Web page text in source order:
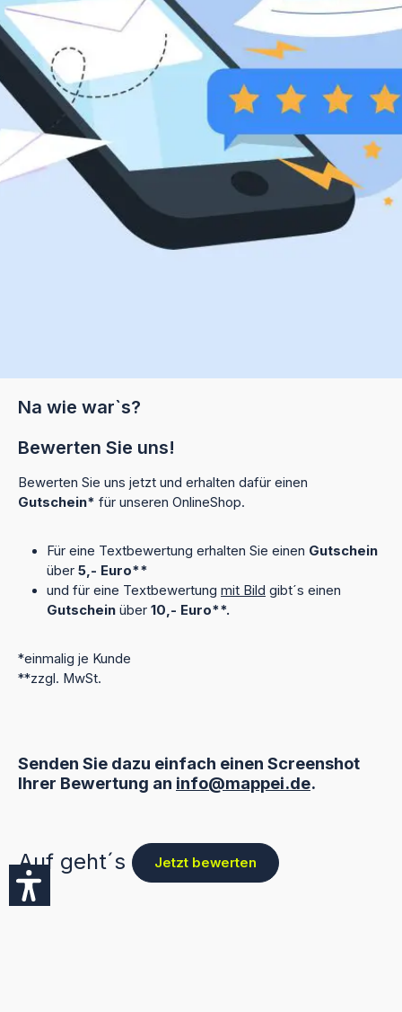
Na wie war`s?
Bewerten Sie uns!
Bewerten Sie uns jetzt und erhalten dafür einen
Gutschein* für unseren OnlineShop.
Für eine Textbewertung erhalten Sie einen Gutschein
über 5,- Euro**
und für eine Textbewertung mit Bild gibt´s einen
Gutschein über 10,- Euro**.
*einmalig je Kunde
**zzgl. MwSt.
Senden Sie dazu einfach einen Screenshot
Ihrer Bewertung an info@mappei.de.
Auf geht´s Jetzt bewerten